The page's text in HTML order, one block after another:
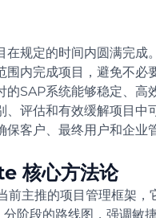
在规定的时间内圆满完成。
围内完成项目，避免不必
的SAP系统能够稳定、高
、评估和有效缓解项目中
保客户、最终用户和企业
核心方法论
主推的项目管理框架，
阶段的路线图，强调敏